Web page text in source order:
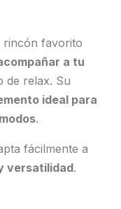
favorito
a tu
de relax. Su
ideal para
.
fácilmente a
versatilidad.